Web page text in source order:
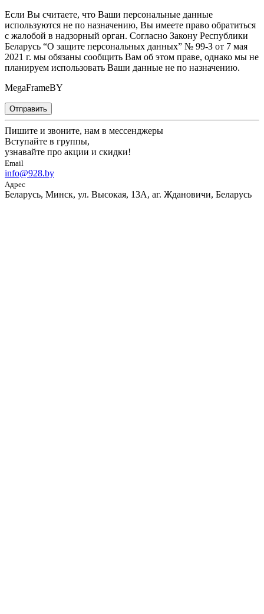
Если Вы считаете, что Ваши персональные данные
используются не по назначению, Вы имеете право обратиться
с жалобой в надзорный орган. Согласно Закону Республики
Беларусь “О защите персональных данных” № 99-З от 7 мая
2021 г. мы обязаны сообщить Вам об этом праве, однако мы не
планируем использовать Ваши данные не по назначению.
MegaFrameBY
Отправить
Пишите и звоните, нам в мессенджеры
Вступайте в группы,
узнавайте про акции и скидки!
Email
info@928.by
Адрес
Беларусь, Минск, ул. Высокая, 13А, аг. Ждановичи, Беларусь